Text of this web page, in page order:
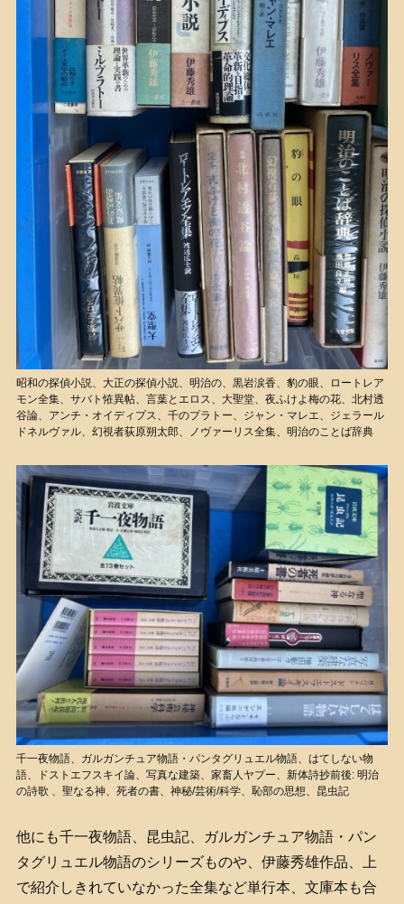
昭和の探偵小説、大正の探偵小説、明治の、黒岩涙香、豹の眼、ロートレア
モン全集、サバト恠異帖、言葉とエロス、大聖堂、夜ふけよ梅の花、北村透
谷論、アンチ・オイディプス、千のプラトー、ジャン・マレエ、ジェラール
ドネルヴァル、幻視者荻原朔太郎、ノヴァーリス全集、明治のことば辞典
千一夜物語、ガルガンチュア物語・パンタグリュエル物語、はてしない物
語、ドストエフスキイ論、写真な建築、家畜人ヤプー、新体詩抄前後: 明治
の詩歌 、聖なる神、死者の書、神秘/芸術/科学、恥部の思想、昆虫記
他にも千一夜物語、昆虫記、ガルガンチュア物語・パン
タグリュエル物語のシリーズものや、伊藤秀雄作品、上
で紹介しきれていなかった全集など単行本、文庫本も合